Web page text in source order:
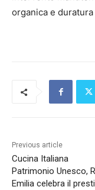
organica e duratura
Previous article
Cucina Italiana
Patrimonio Unesco,
Emilia celebra il